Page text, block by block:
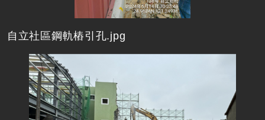
自立社區鋼軌樁引孔.jpg